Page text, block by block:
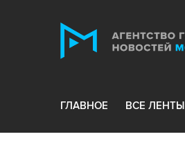
ГЛАВНОЕ ВСЕ ЛЕНТЫ